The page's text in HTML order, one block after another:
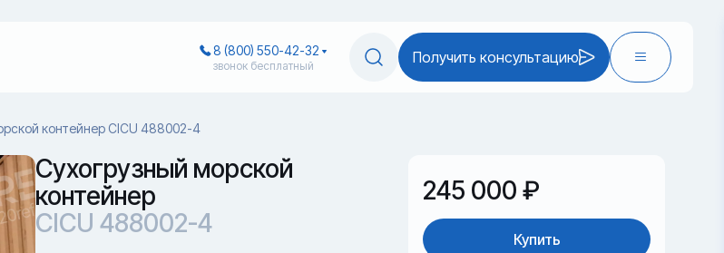
8 (800) 550-42-32
звонок бесплатный Получить консультацию
контейнер CICU 488002-4
Сухогрузный морской
контейнер
CICU 488002-4
245 000 ₽
Купить